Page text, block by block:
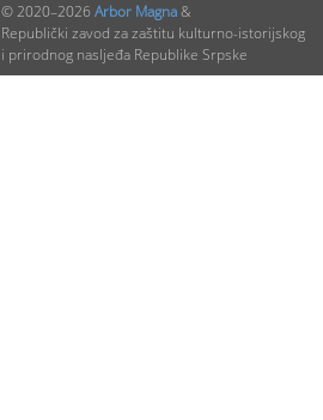
© 2020–2026 Arbor Magna&
Republički zavod za zaštitu kulturno-istorijskog
i prirodnog nasljeđa Republike Srpske